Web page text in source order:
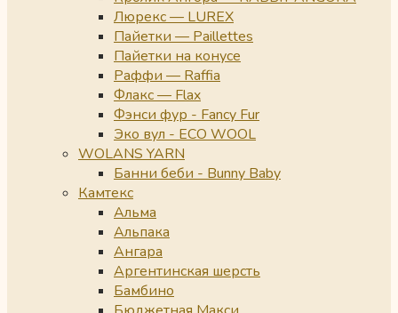
Люрекс — LUREX
Пайетки — Paillettes
Пайетки на конусе
Раффи — Raffia
Флакс — Flax
Фэнси фур - Fancy Fur
Эко вул - ECO WOOL
WOLANS YARN
Банни беби - Bunny Baby
Камтекс
Альма
Альпака
Ангара
Аргентинская шерсть
Бамбино